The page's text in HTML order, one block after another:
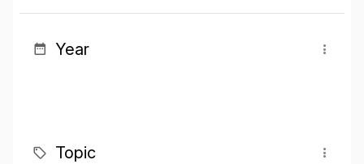
Year
Topic